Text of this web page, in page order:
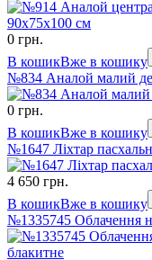
0 грн.
В кошикВже в кошику
№834 Аналой малий
0 грн.
В кошикВже в кошику
№1647 Ліхтар
4 650 грн.
В кошикВже в кошику
№1335745 Облачення